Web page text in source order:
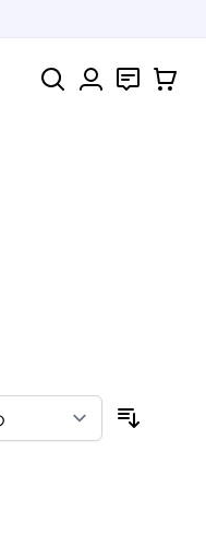
検索 お問い合
カート